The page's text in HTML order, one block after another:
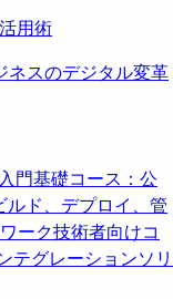
用術
スのデジタル変革
門基礎コース：公
ド、デプロイ、管
ーク技術者向けコ
テグレーションソリ